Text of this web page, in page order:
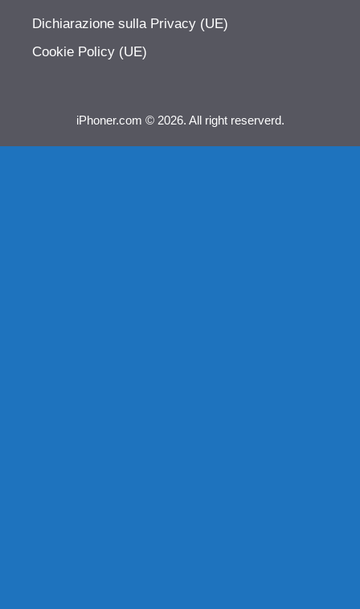
Dichiarazione sulla Privacy (UE)
Cookie Policy (UE)
iPhoner.com © 2026. All right reserverd.